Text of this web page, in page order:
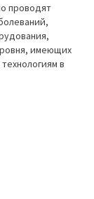
проводят
имеющих
в